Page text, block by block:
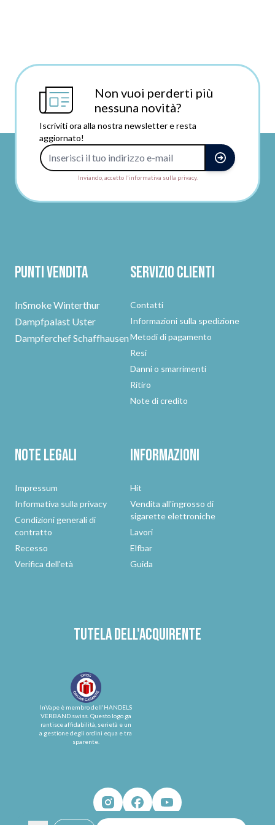
Non vuoi perderti più
nessuna novità?
Iscriviti ora alla nostra newsletter e resta
aggiornato!
Inviando, accetto l'informativa sulla privacy.
Punti vendita
InSmoke Winterthur
Dampfpalast Uster
Dampferchef Schaffhausen
Servizio clienti
Contatti
Informazioni sulla spedizione
Metodi di pagamento
Resi
Danni o smarrimenti
Ritiro
Note di credito
Note legali
Impressum
Informativa sulla privacy
Condizioni generali di
contratto
Recesso
Verifica dell'età
Informazioni
Hit
Vendita all'ingrosso di
sigarette elettroniche
Lavori
Elfbar
Guida
Tutela dell'acquirente
InVape è membro dell'HANDELS
VERBAND.swiss. Questo logo ga
rantisce affidabilità, serietà e un
a gestione degli ordini equa e tra
sparente.